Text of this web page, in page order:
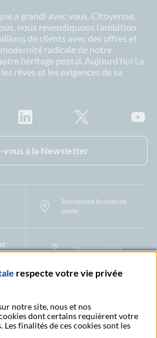
a grandi avec vous. Citoyenne,
nous revendiquons l’ambition
de clients avec des offres et
radicale de notre
héritage postal. Aujourd’hui La
rêves et les exigences de sa
vous à la Newsletter
Recherche bureau de
poste
Nous contacter
PersonnelFiliales et partenaires
cookiesActualiser vos informations
Coordonnées Centres Financiers
respecte votre vie privée
notre site, nous et nos
dont certains requièrent votre
finalités de ces cookies sont les